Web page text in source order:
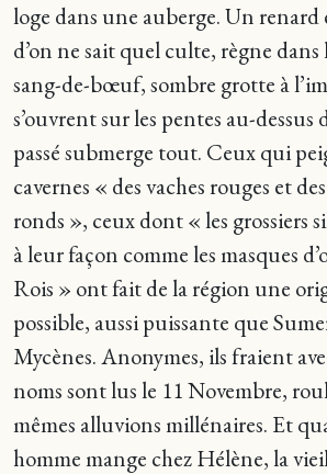
loge dans une auberge. Un
d’on ne sait quel culte, règne dans
sang-de-bœuf, sombre grotte à
s’ouvrent sur les pentes au-dessus
passé submerge tout. Ceux qui
cavernes « des vaches rouges et
ronds », ceux dont « les grossiers
à leur façon comme les masques
Rois » ont fait de la région une
possible, aussi puissante que
Mycènes. Anonymes, ils fraient
noms sont lus le 11 Novembre,
mêmes alluvions millénaires. Et
homme mange chez Hélène, la